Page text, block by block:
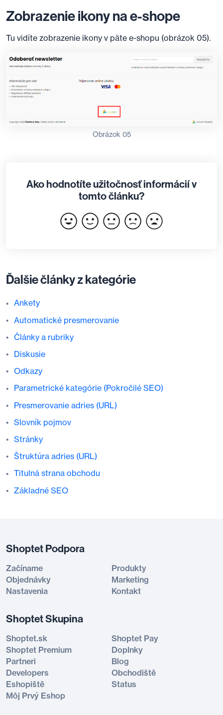
Zobrazenie ikony na e-shope
Tu vidíte zobrazenie ikony v päte e-shopu (obrázok 05).
Obrázok 05
Ako hodnotíte užitočnosť informácií v
tomto článku?
Ďalšie články z kategórie
Ankety
Automatické presmerovanie
Články a rubriky
Diskusie
Odkazy
Parametrické kategórie (Pokročilé SEO)
Presmerovanie adries (URL)
Slovník pojmov
Stránky
Štruktúra adries (URL)
Titulná strana obchodu
Základné SEO
Shoptet Podpora
Začíname
Produkty
Objednávky
Marketing
Nastavenia
Kontakt
Shoptet Skupina
Shoptet.sk
Shoptet Pay
Shoptet Premium
Doplnky
Partneri
Blog
Developers
Obchodiště
Eshopiště
Status
Môj Prvý Eshop